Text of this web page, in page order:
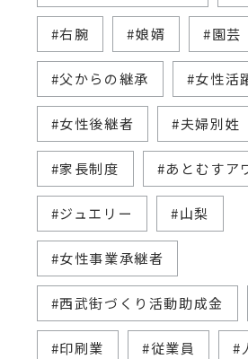
#右腕 #娘婿 #園芸
#父からの継承 #女性活
#女性後継者 #夫婦別姓
#家長制度 #あとむすア
#ジュエリー #山梨
#女性事業承継者
#西武街づくり活動助成金
#印刷業 #従業員 #